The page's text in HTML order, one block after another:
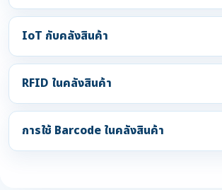
IoT กับคลังสินค้า
RFID ในคลังสินค้า
การใช้ Barcode ในคลังสินค้า